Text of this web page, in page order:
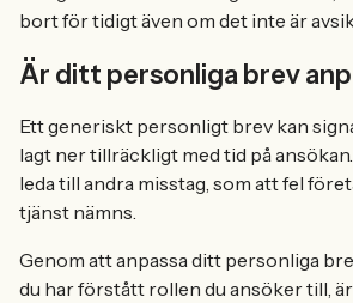
bort för tidigt även om det inte är
Är ditt personliga brev
Ett generiskt personligt brev kan
lagt ner tillräckligt med tid på
leda till andra misstag, som att fel
tjänst nämns.
Genom att anpassa ditt personliga
du har förstått rollen du ansöker till,